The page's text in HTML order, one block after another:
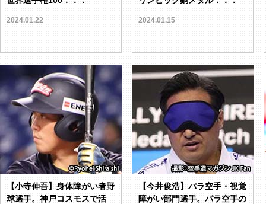
2024.01.22 2024.01.15
【小寺伸吾】身体障がい者野
球選手。神戸コスモスで活
【今井俊浩】パラ空手・視覚
障がい部門選手。パラ空手の